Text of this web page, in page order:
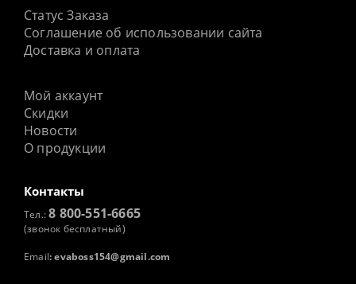
Статус Заказа
Соглашение об использовании сайта
Доставка и оплата
Мой аккаунт
Скидки
Новости
О продукции
Контакты
Тел.:8 800-551-6665
(звонок бесплатный)
Email: evaboss154@gmail.com